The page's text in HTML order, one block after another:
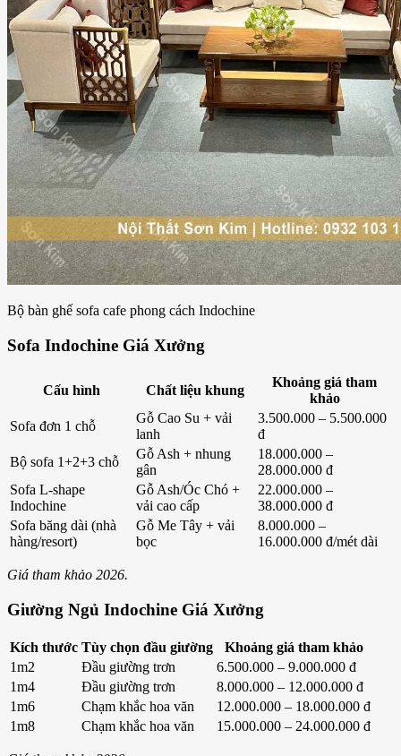
Bộ bàn ghế sofa cafe phong cách Indochine
Sofa Indochine Giá Xưởng
Cấu hình Chất liệu khung
Khoảng giá tham
khảo
Sofa đơn 1 chỗ
Gỗ Cao Su + vải
lanh
3.500.000 – 5.500.000
đ
Bộ sofa 1+2+3 chỗ
Gỗ Ash + nhung
gân
18.000.000 –
28.000.000 đ
Sofa L-shape
Indochine
Gỗ Ash/Óc Chó +
vải cao cấp
22.000.000 –
38.000.000 đ
Sofa băng dài (nhà
hàng/resort)
Gỗ Me Tây + vải
bọc
8.000.000 –
16.000.000 đ/mét dài
Giá tham khảo 2026.
Giường Ngủ Indochine Giá Xưởng
Kích thước Tùy chọn đầu giường
Khoảng giá tham khảo
1m2
Đầu giường trơn
6.500.000 – 9.000.000 đ
1m4
Đầu giường trơn
8.000.000 – 12.000.000 đ
1m6
Chạm khắc hoa văn
12.000.000 – 18.000.000 đ
1m8
Chạm khắc hoa văn 15.000.000 – 24.000.000 đ